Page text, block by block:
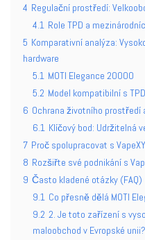
4 Regulační prostředí:
4.1 Role TPD a
5 Komparativní analýza:
hardware
5.1 MOTI Elegance 20000
5.2 Model kompatibilní s TPD
6 Ochrana životního prostředí
6.1 Klíčový bod: Udržitelná
7 Proč spolupracovat s
8 Rozšiřte své podnikání s
9 Často kladené otázky (FAQ)
9.1 Co přesně dělá MOTI
9.2 2. Je toto zařízení s
maloobchod v Evropské unii?